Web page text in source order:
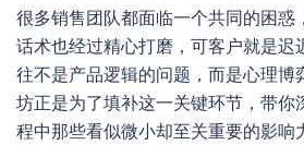
很多销售团队都面临一个共同的困惑
话术也经过精心打磨，可客户就是迟
往不是产品逻辑的问题，而是心理博
坊正是为了填补这一关键环节，带你
程中那些看似微小却至关重要的影响